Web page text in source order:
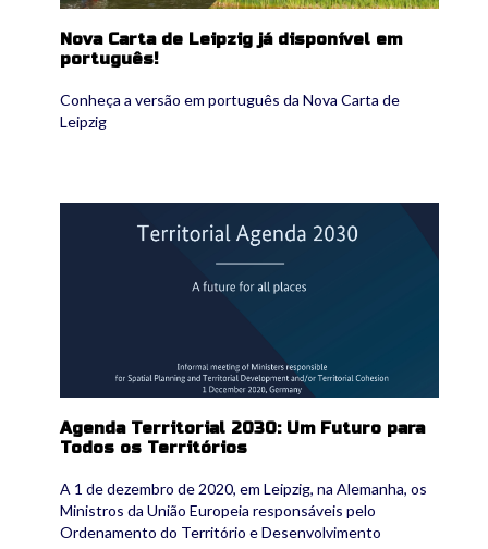
Nova Carta de Leipzig já disponível em
português!
Conheça a versão em português da Nova Carta de
Leipzig
Agenda Territorial 2030: Um Futuro para
Todos os Territórios
A 1 de dezembro de 2020, em Leipzig, na Alemanha, os
Ministros da União Europeia responsáveis ​​pelo
Ordenamento do Território e Desenvolvimento